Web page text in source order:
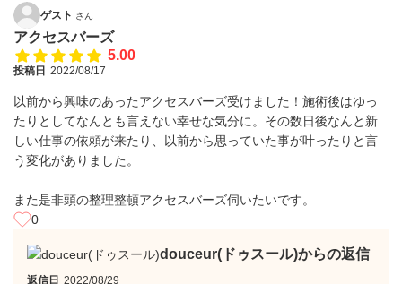
ゲスト さん
アクセスバーズ
5.00
投稿日 2022/08/17
以前から興味のあったアクセスバーズ受けました！施術後はゆっ
たりとしてなんとも言えない幸せな気分に。その数日後なんと新
しい仕事の依頼が来たり、以前から思っていた事が叶ったりと言
う変化がありました。
また是非頭の整理整頓アクセスバーズ伺いたいです。
0
douceur(ドゥスール)からの返信
返信日 2022/08/29